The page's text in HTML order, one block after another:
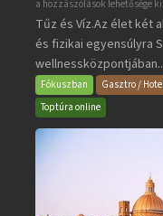
Aquacity
Poprad
·
Wellness
és
Gyógyfürdő
a hozzászólások lehetősége
Tűz és Víz.Az élet két
és fizikai egyensúlyra
Fókuszban Gasztro /
Toptúra online